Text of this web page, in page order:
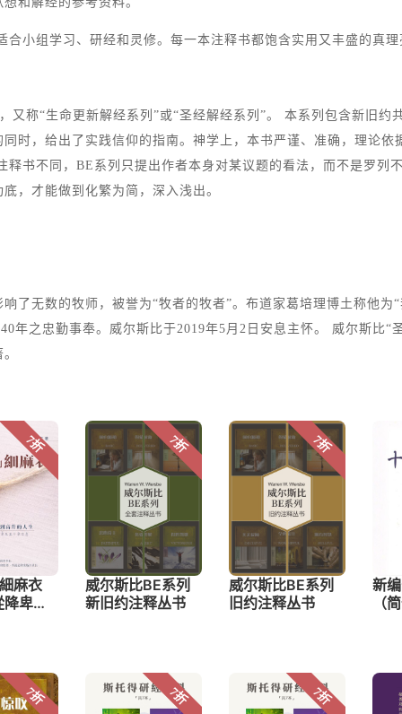
合小组学习、研经和灵修。每一本注释书都饱含实用又丰盛的真理
又称“生命更新解经系列”或“圣经解经系列”。 本系列包含新旧
时，给出了实践信仰的指南。神学上，本书严谨、准确，理论
书不同，BE系列只提出作者本身对某议题的看法，而不是罗列
，才能做到化繁为简，深入浅出。
了无数的牧师，被誉为“牧者的牧者”。布道家葛培理博土称他
年之忠勤事奉。威尔斯比于2019年5月2日安息主怀。 威尔斯比